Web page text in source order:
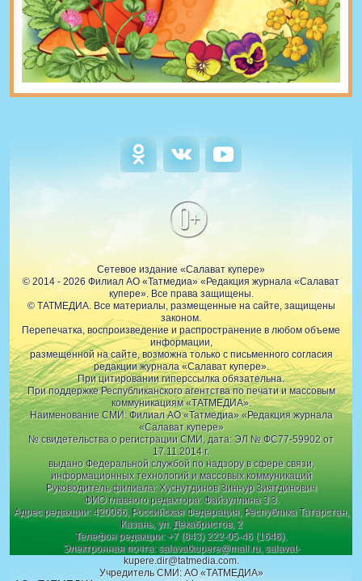
0+
Сетевое издание «Салават купере»
© 2014 - 2026 Филиал АО «Татмедиа» «Редакция журнала «Салават
купере». Все права защищены.
© ТАТМЕДИА. Все материалы, размещенные на сайте, защищены
законом.
Перепечатка, воспроизведение и распространение в любом объеме
информации,
размещенной на сайте, возможна только с письменного согласия
редакции журнала «Салават купере».
При цитировании гиперссылка обязательна.
При поддержке Республиканского агентства по печати и массовым
коммуникациям «ТАТМЕДИА».
Наименование СМИ: Филиал АО «Татмедиа» «Редакция журнала
«Салават купере»
№ свидетельства о регистрации СМИ, дата: ЭЛ № ФС77-59902 от
17.11.2014 г.
выдано Федеральной службой по надзору в сфере связи,
информационных технологий и массовых коммуникаций
Руководитель филиала: Хуснутдинов Зиннур Зиятдинович
ФИО главного редактора: Файзуллина З.З.
Адрес редакции: 420066, Российская Федерация, Республика Татарстан,
Казань, ул. Декабристов, 2
Телефон редакции: +7 (843) 222-05-46 (1646).
Электронная почта: salavatkupere@mail.ru, salavat-
kupere.dir@tatmedia.com.
Учредитель СМИ: АО «ТАТМЕДИА»